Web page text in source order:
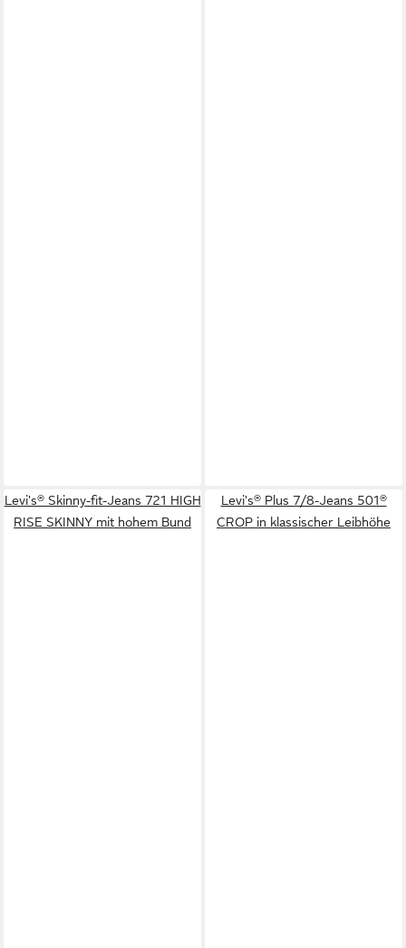
Levi's® Skinny-fit-Jeans 721 HIGH
RISE SKINNY mit hohem Bund
Levi's® Plus 7/8-Jeans 501®
CROP in klassischer Leibhöhe